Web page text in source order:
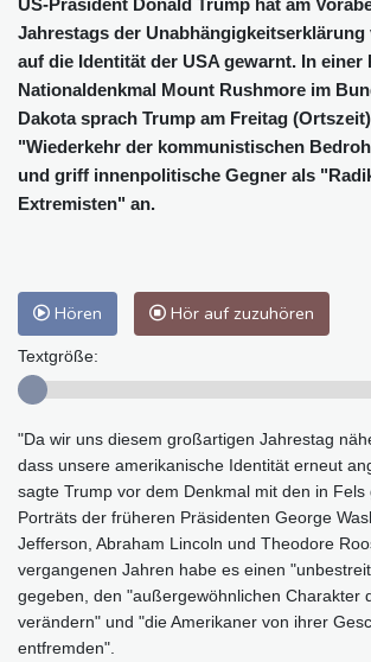
Jahrestags der
auf die Identität der USA gewarnt. In einer
Nationaldenkmal Mount Rushmore im
Dakota sprach Trump am Freitag
"Wiederkehr der kommunistischen
und griff innenpolitische Gegner als
Extremisten" an.
Hören Hör auf zuzuhören
Textgröße:
"Da wir uns diesem großartigen Jahrestag
dass unsere amerikanische Identität erneut
sagte Trump vor dem Denkmal mit den in Fels
Porträts der früheren Präsidenten George
Jefferson, Abraham Lincoln und Theodore
vergangenen Jahren habe es einen
gegeben, den "außergewöhnlichen Charakter
verändern" und "die Amerikaner von ihrer
entfremden".